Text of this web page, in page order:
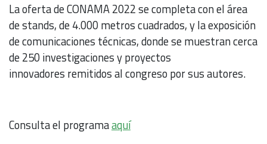
La oferta de CONAMA 2022 se completa con el área
de stands, de 4.000 metros cuadrados, y la exposición
de comunicaciones técnicas, donde se muestran cerca
de 250 investigaciones y proyectos
innovadores remitidos al congreso por sus autores.
Consulta el programaaquí